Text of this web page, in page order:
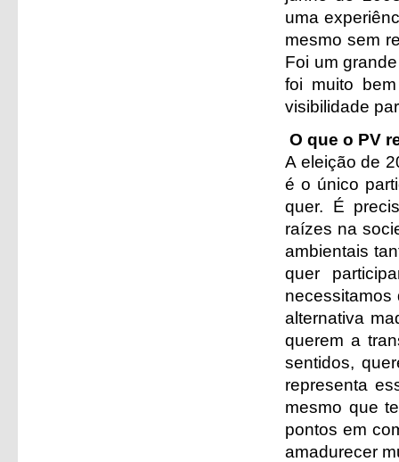
uma
mesmo sem
Foi um
foi muito
visibilidade
O que o PV
A eleição de
é o único
quer. É
raízes na
ambientais
quer
alternativa
querem a
sentidos,
representa
mesmo que
pontos em
amadurecer